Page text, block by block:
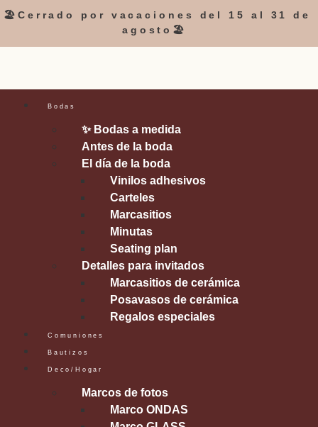
🏖️Cerrado por vacaciones del 15 al 31 de
agosto🏖️
Bodas
✨ Bodas a medida
Antes de la boda
El día de la boda
Vinilos adhesivos
Carteles
Marcasitios
Minutas
Seating plan
Detalles para invitados
Marcasitios de cerámica
Posavasos de cerámica
Regalos especiales
Comuniones
Bautizos
Deco/Hogar
Marcos de fotos
Marco ONDAS